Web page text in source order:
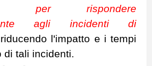
per rispondere
agli incidenti di
l'impatto e i tempi
di tali incidenti.